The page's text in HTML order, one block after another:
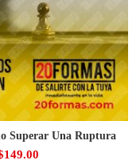
Superar Una Ruptura
149.00